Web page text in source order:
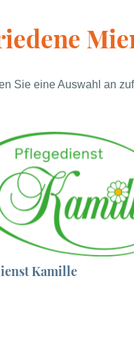
Sie eine Auswahl an
Kamille